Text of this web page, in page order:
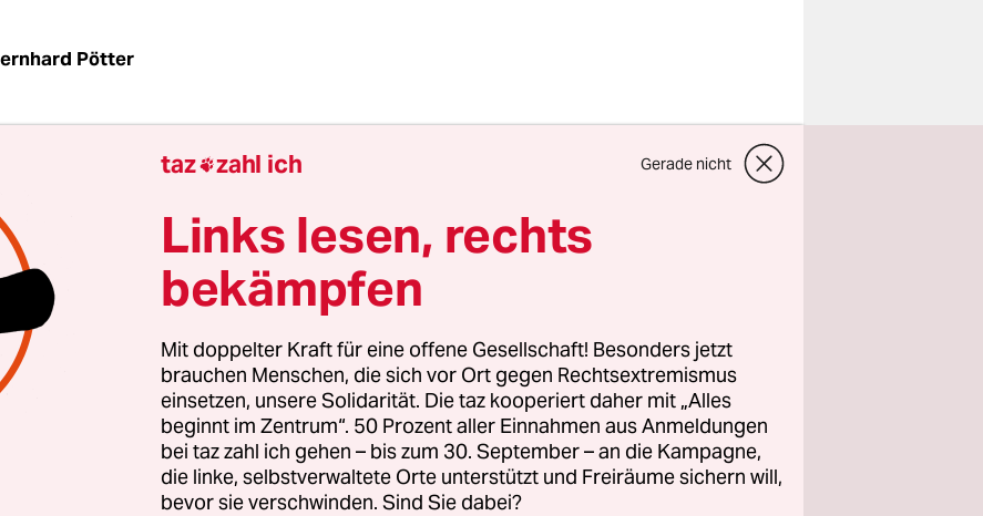
Pötter
| Drei Wochen vor dem Beginn der UN-Klimakonferenz im
Durban bekommen die Staaten die Konsequenzen
noch einmal schriftlich: Der Klimawandel wird
betreffen als bisher und höhere wirtschaftliche
werden zunehmen, wenn die globalen
bis 2100 um 2 bis 5 Grad Celsius ansteigen. Das
Zusammenfassung des "Sonderberichts Extremwetter"
IPCC hervor, die dertazvorliegt. Der Bericht soll am
Uganda, vorgestellt werden.
taz zahl ich Gerade nicht
Links lesen, rechts
bekämpfen
Mit doppelter Kraft für eine offene Gesellschaft! Besonders jetzt
brauchen Menschen, die sich vor Ort gegen Rechtsextremismus
einsetzen, unsere Solidarität. Die taz kooperiert daher mit „Alles
beginnt im Zentrum“. 50 Prozent aller Einnahmen aus Anmeldungen
bei taz zahl ich gehen – bis zum 30. September – an die Kampagne,
die linke, selbstverwaltete Orte unterstützt und Freiräume sichern will,
bevor sie verschwinden. Sind Sie dabei?